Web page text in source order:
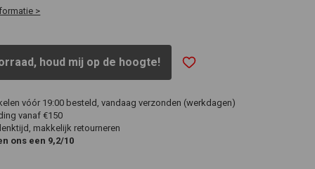
>
houd mij op de hoogte!
vóór 19:00 besteld, vandaag verzonden (werkdagen)
vanaf €150
makkelijk retourneren
ons een 9,2/10